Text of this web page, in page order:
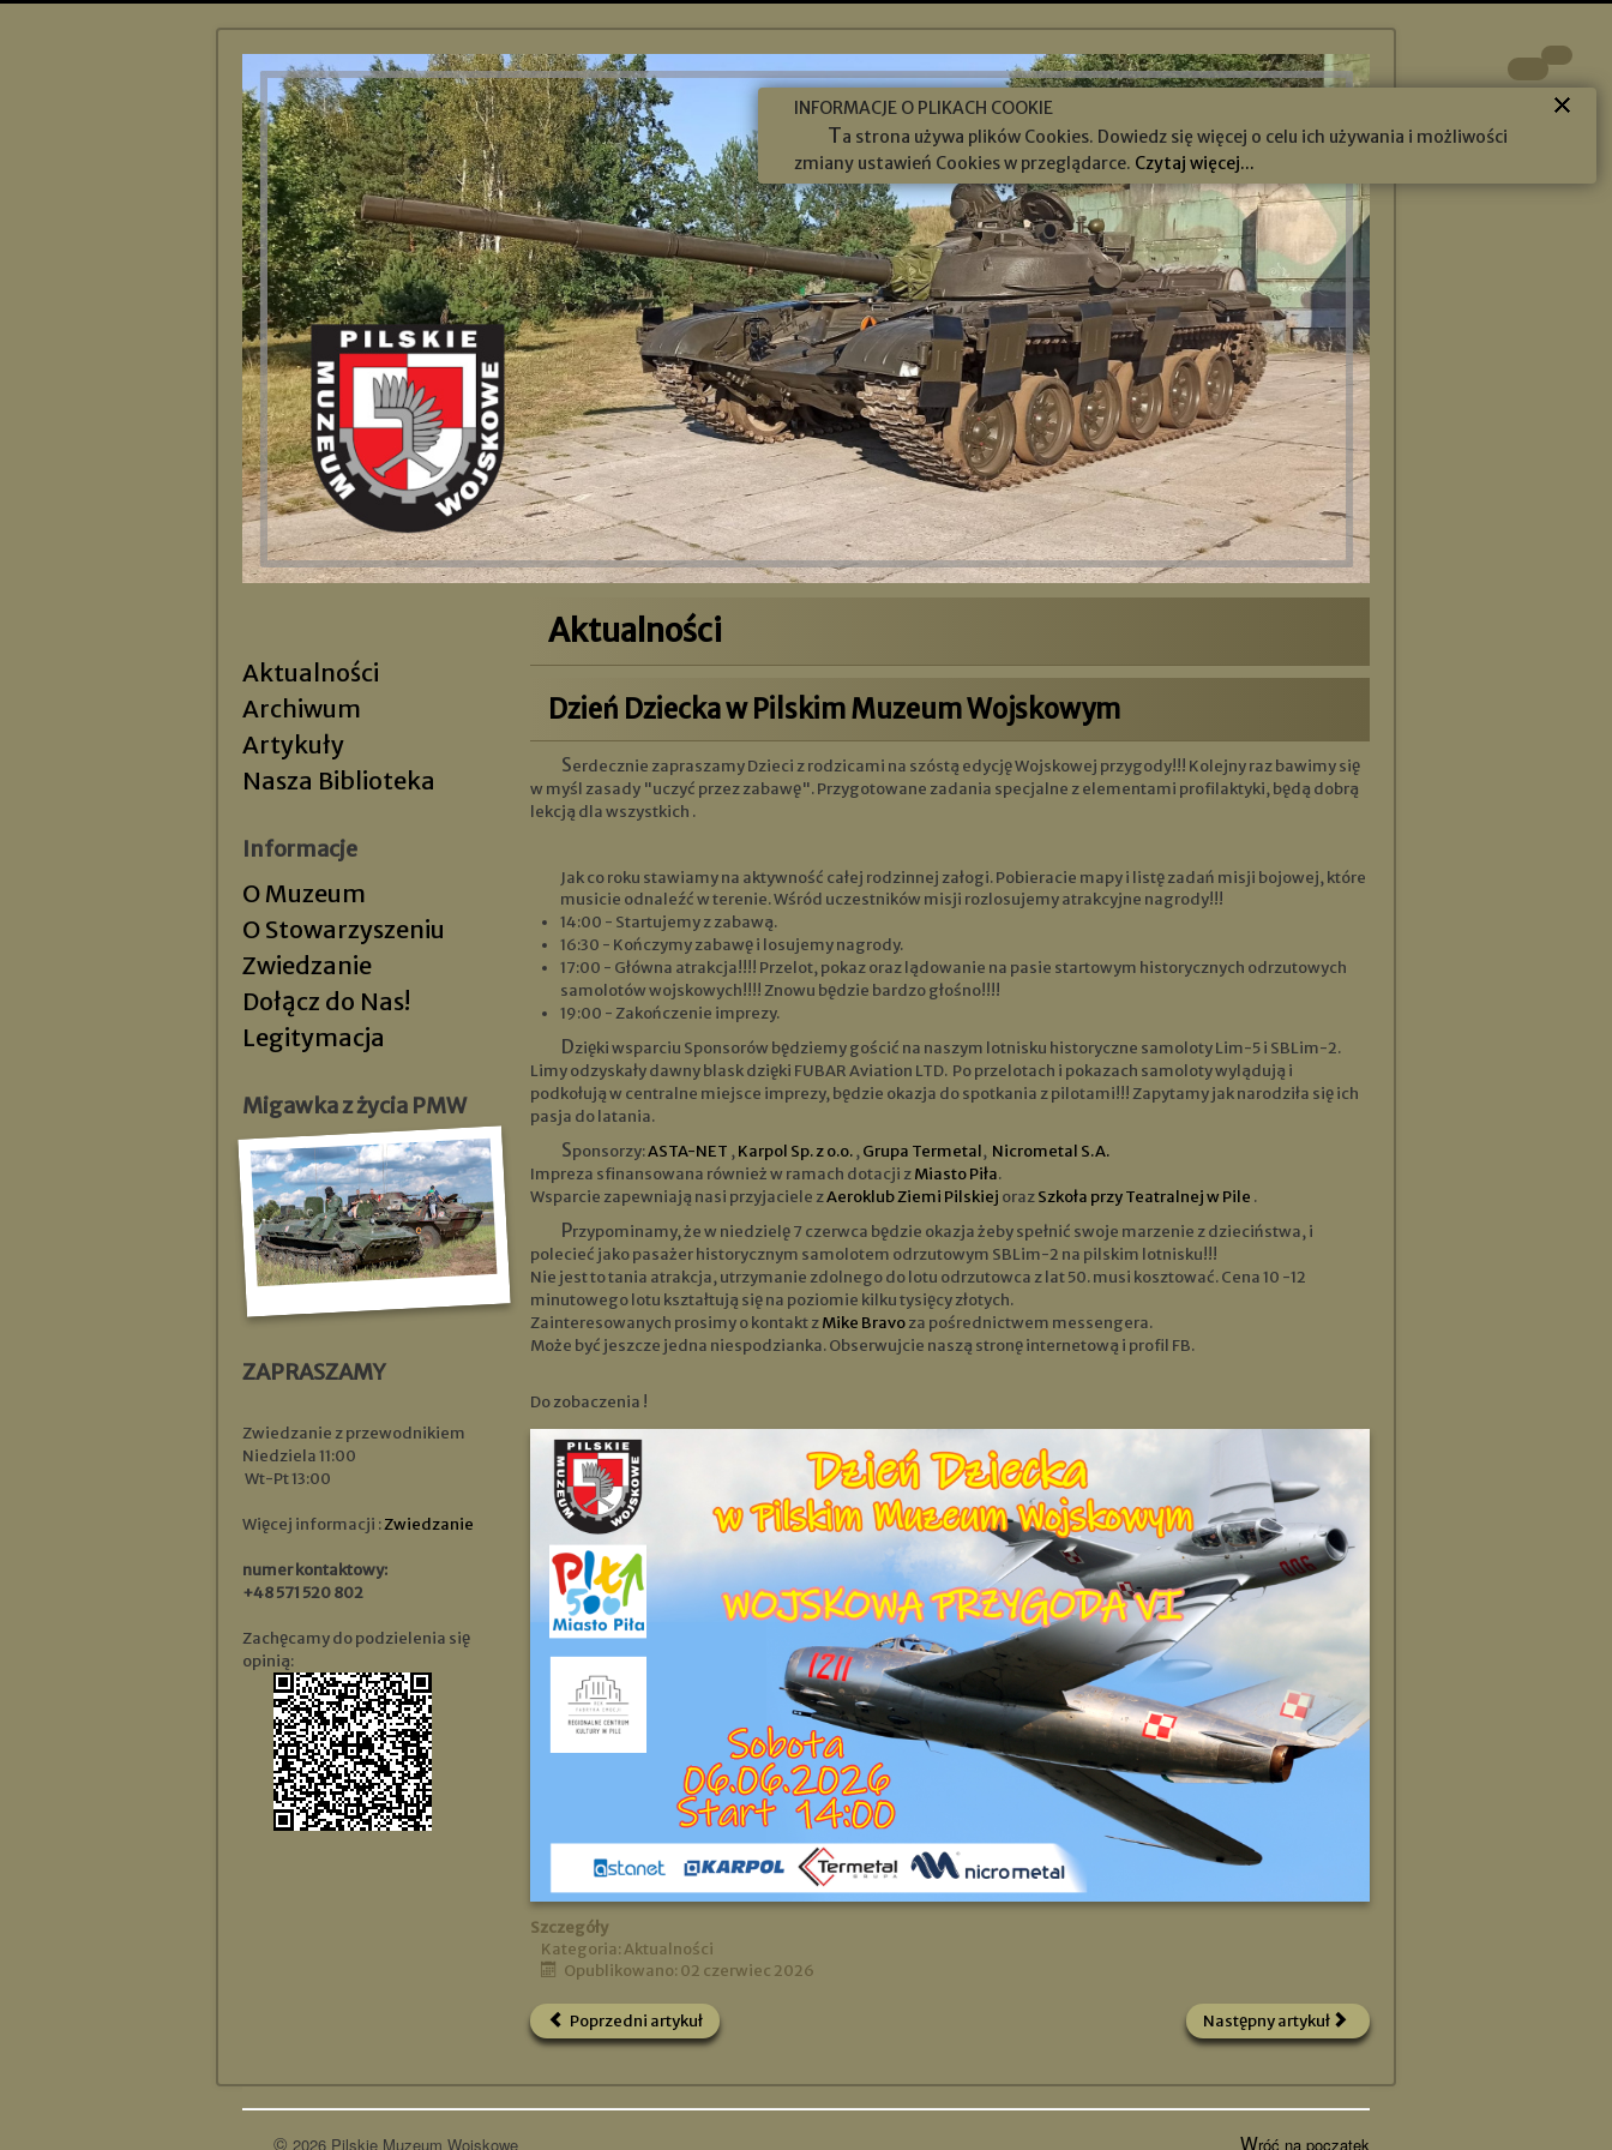
Aktualności
Archiwum
Artykuły
Nasza Biblioteka
Informacje
O Muzeum
O Stowarzyszeniu
Zwiedzanie
Dołącz do Nas!
Legitymacja
Migawka z życia PMW
INFORMACJE O PLIKACH COOKIE
Ta strona używa plików Cookies. Dowiedz się więcej o celu ich używania i możliwości
zmiany ustawień Cookies w przeglądarce. Czytaj więcej...
ZAPRASZAMY
Zwiedzanie z przewodnikiem
Niedziela 11:00
Wt-Pt 13:00
Więcej informacji :Zwiedzanie
numer kontaktowy:
+48 571 520 802
Zachęcamy do podzielenia się
opinią:
Aktualności
Dzień Dziecka w Pilskim Muzeum Wojskowym
Serdecznie zapraszamy Dzieci z rodzicami na szóstą edycję Wojskowej przygody!!! Kolejny raz bawimy się
w myśl zasady "uczyć przez zabawę". Przygotowane zadania specjalne z elementami profilaktyki, będą dobrą
lekcją dla wszystkich .
Jak co roku stawiamy na aktywność całej rodzinnej załogi. Pobieracie mapy i listę zadań misji bojowej, które
musicie odnaleźć w terenie. Wśród uczestników misji rozlosujemy atrakcyjne nagrody!!!
14:00 - Startujemy z zabawą.
16:30 - Kończymy zabawę i losujemy nagrody.
17:00 - Główna atrakcja!!!! Przelot, pokaz oraz lądowanie na pasie startowym historycznych odrzutowych
samolotów wojskowych!!!! Znowu będzie bardzo głośno!!!!
19:00 - Zakończenie imprezy.
Dzięki wsparciu Sponsorów będziemy gościć na naszym lotnisku historyczne samoloty Lim-5 i SBLim-2.
Limy odzyskały dawny blask dzięki FUBAR Aviation LTD. Po przelotach i pokazach samoloty wylądują i
podkołują w centralne miejsce imprezy, będzie okazja do spotkania z pilotami!!! Zapytamy jak narodziła się ich
pasja do latania.
Sponsorzy:ASTA-NET ,Karpol Sp. z o.o.,Grupa Termetal, Nicrometal S.A.
Impreza sfinansowana również w ramach dotacji zMiasto Piła.
Wsparcie zapewniają nasi przyjaciele zAeroklub Ziemi Pilskiej orazSzkoła przy Teatralnej w Pile .
Przypominamy, że w niedzielę 7 czerwca będzie okazja żeby spełnić swoje marzenie z dzieciństwa, i
polecieć jako pasażer historycznym samolotem odrzutowym SBLim-2 na pilskim lotnisku!!!
Nie jest to tania atrakcja, utrzymanie zdolnego do lotu odrzutowca z lat 50. musi kosztować. Cena 10 -12
minutowego lotu kształtują się na poziomie kilku tysięcy złotych.
Zainteresowanych prosimy o kontakt zMike Bravoza pośrednictwem messengera.
Może być jeszcze jedna niespodzianka. Obserwujcie naszą stronę internetową i profil FB.
Do zobaczenia !
Szczegóły
Kategoria:Aktualności
Opublikowano: 02 czerwiec 2026
Poprzedni artykuł Następny artykuł
Wróć na początek
© 2026 Pilskie Muzeum Wojskowe